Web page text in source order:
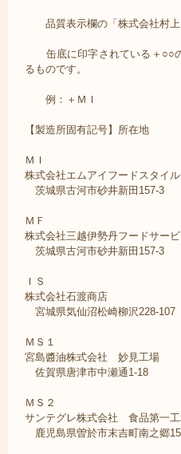
品質表示欄の「株式会社村上
缶底に印字されている＋○○
るものです。
例：＋ＭＩ
【製造所固有記号】所在地
ＭＩ
株式会社エムアイフードスタ
茨城県古河市砂井新田157-3
ＭＦ
株式会社三越伊勢丹フードサ
茨城県古河市砂井新田157-3
ＩＳ
株式会社石渡商店
宮城県気仙沼松崎柳沢228-107
ＭＳ１
宮島醬油株式会社 妙見工場
佐賀県唐津市中瀬通1-18
ＭＳ２
サンテグレ株式会社 食品第一
鹿児島県曽於市末吉町南之郷